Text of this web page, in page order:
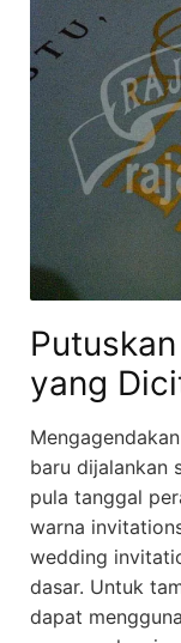
yang
baru dijalankan
pula tanggal
warna
wedding
dasar. Untuk
dapat